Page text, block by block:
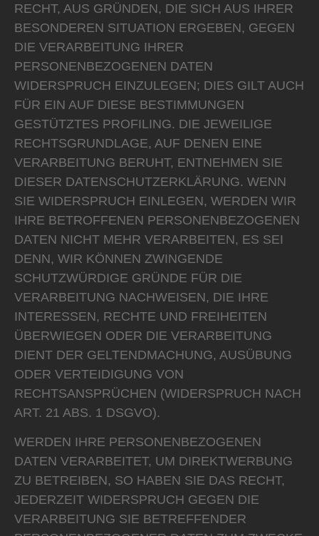
RECHT, AUS GRÜNDEN, DIE SICH AUS IHRER
BESONDEREN SITUATION ERGEBEN, GEGEN
DIE VERARBEITUNG IHRER
PERSONENBEZOGENEN DATEN
WIDERSPRUCH EINZULEGEN; DIES GILT AUCH
FÜR EIN AUF DIESE BESTIMMUNGEN
GESTÜTZTES PROFILING. DIE JEWEILIGE
RECHTSGRUNDLAGE, AUF DENEN EINE
VERARBEITUNG BERUHT, ENTNEHMEN SIE
DIESER DATENSCHUTZERKLÄRUNG. WENN
SIE WIDERSPRUCH EINLEGEN, WERDEN WIR
IHRE BETROFFENEN PERSONENBEZOGENEN
DATEN NICHT MEHR VERARBEITEN, ES SEI
DENN, WIR KÖNNEN ZWINGENDE
SCHUTZWÜRDIGE GRÜNDE FÜR DIE
VERARBEITUNG NACHWEISEN, DIE IHRE
INTERESSEN, RECHTE UND FREIHEITEN
ÜBERWIEGEN ODER DIE VERARBEITUNG
DIENT DER GELTENDMACHUNG, AUSÜBUNG
ODER VERTEIDIGUNG VON
RECHTSANSPRÜCHEN (WIDERSPRUCH NACH
ART. 21 ABS. 1 DSGVO).
WERDEN IHRE PERSONENBEZOGENEN
DATEN VERARBEITET, UM DIREKTWERBUNG
ZU BETREIBEN, SO HABEN SIE DAS RECHT,
JEDERZEIT WIDERSPRUCH GEGEN DIE
VERARBEITUNG SIE BETREFFENDER